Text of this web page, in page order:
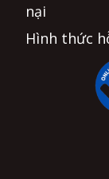
nại
Hình thức